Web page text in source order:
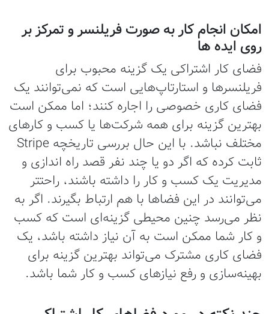
امکان انجام کار به صورت فریلنسر و تمرکز بر
روی ایده ها
فضای کار اشتراکی یک گزینه محبوب برای
فریلنسرها و استارتاپ‌هایی است که نمی‌توانند یک
فضای کاری خصوصی را اجاره کنند؛ اما ممکن است
بهترین گزینه برای همه شرکت‌ها یا کسب و کارهای
مختلف نباشد. با این حال بررسی تاریخچه Stripe
ثابت کرده که اگر دو یا چند نفر قصد راه اندازی و
مدیریت یک کسب و کار را داشته باشند، راحت‎تر
می‌توانند در این فضاها با هم ارتباط بگیرند. اگر به
نظر می‌رسد چنین محیطی گزینه‌ای است که کسب
و کار شما ممکن است به آن نیاز داشته باشد، یک
فضای کاری مشترک می‌تواند بهترین گزینه برای
بهینه‌سازی و رفع نیازهای کسب و کار شما باشد.